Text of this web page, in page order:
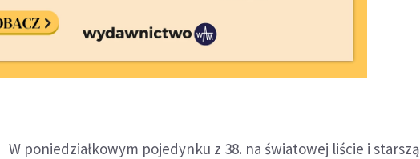
W poniedziałkowym pojedynku z 38. na światowej liście i starszą